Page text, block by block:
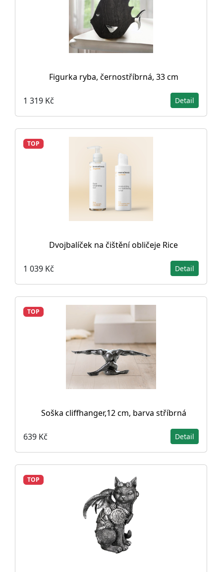
Figurka ryba, černostříbrná, 33 cm
1 319 Kč Detail
TOP
Dvojbalíček na čištění obličeje Rice
1 039 Kč Detail
TOP
Soška cliffhanger,12 cm, barva stříbrná
639 Kč Detail
TOP